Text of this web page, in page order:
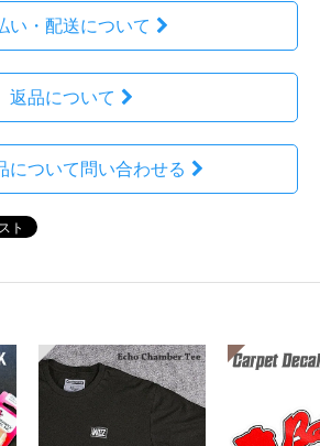
い・配送について
返品について
について問い合わせる